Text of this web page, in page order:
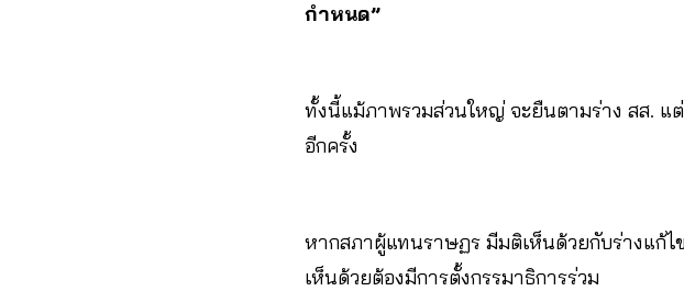
กำหนด”
ทั้งนี้แม้ภาพรวมส่วนใหญ่ จะยืนตามร่าง สส. แ
อีกครั้ง
หากสภาผู้แทนราษฏร มีมติเห็นด้วยกับร่างแก้ไ
เห็นด้วยต้องมีการตั้งกรรมาธิการร่วม